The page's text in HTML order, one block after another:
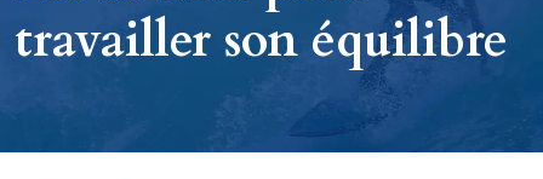
travailler son équilibre